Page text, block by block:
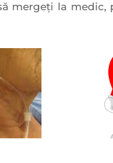
mergeţi la medic,